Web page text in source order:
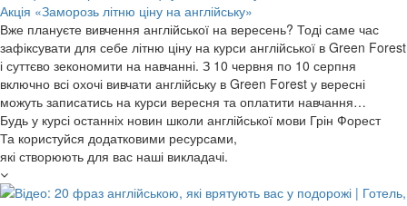
Акція «Заморозь літню ціну на англійську»
Вже плануєте вивчення англійської на вересень? Тоді саме час
зафіксувати для себе літню ціну на курси англійської в Green Forest
і суттєво зекономити на навчанні. З 10 червня по 10 серпня
включно всі охочі вивчати англійську в Green Forest у вересні
можуть записатись на курси вересня та оплатити навчання…
Будь у курсі останніх новин школи англійської мови Грін Форест
Та користуйся додатковими ресурсами,
які створюють для вас наші викладачі.